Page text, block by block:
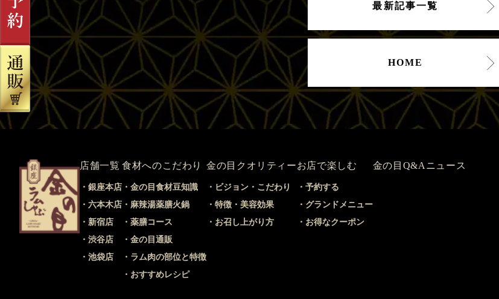
最新記事一覧
HOME
店舗一覧
銀座本店
六本木店
新宿店
渋谷店
池袋店
食材へのこだわり
金の目食材豆知識
麻辣湯薬膳火鍋
薬膳コース
金の目通販
ラム肉の部位と特徴
おすすめレシピ
金の目クオリティー
ビジョン・こだわり
特徴・美容効果
お召し上がり方
お店で楽しむ
予約する
グランドメニュー
お得なクーポン
金の目Q&A ニュース